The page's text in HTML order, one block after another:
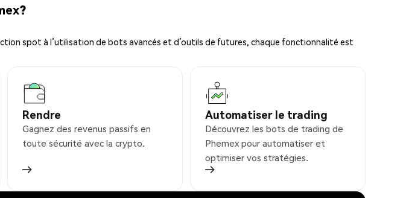
spot à l’utilisation de bots avancés et d’outils de futures, chaque fonctionnalité est
Rendre
Gagnez des revenus passifs en
toute sécurité avec la crypto.
Automatiser le trading
Découvrez les bots de trading de
Phemex pour automatiser et
optimiser vos stratégies.